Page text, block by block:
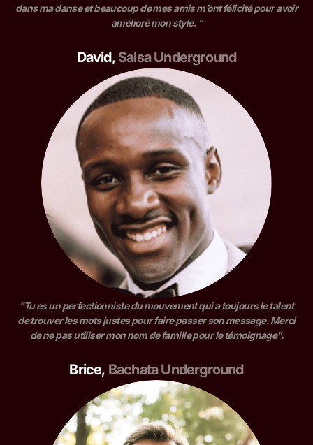
dans ma danse et beaucoup de mes amis m’ont félicité pour avoir
amélioré mon style. "
David, Salsa Underground
"Tu es un perfectionniste du mouvement qui a toujours le talent
de trouver les mots justes pour faire passer son message. Merci
de ne pas utiliser mon nom de famille pour le témoignage".
Brice, Bachata Underground